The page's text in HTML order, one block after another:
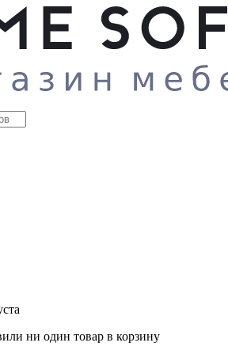
ни один товар в корзину